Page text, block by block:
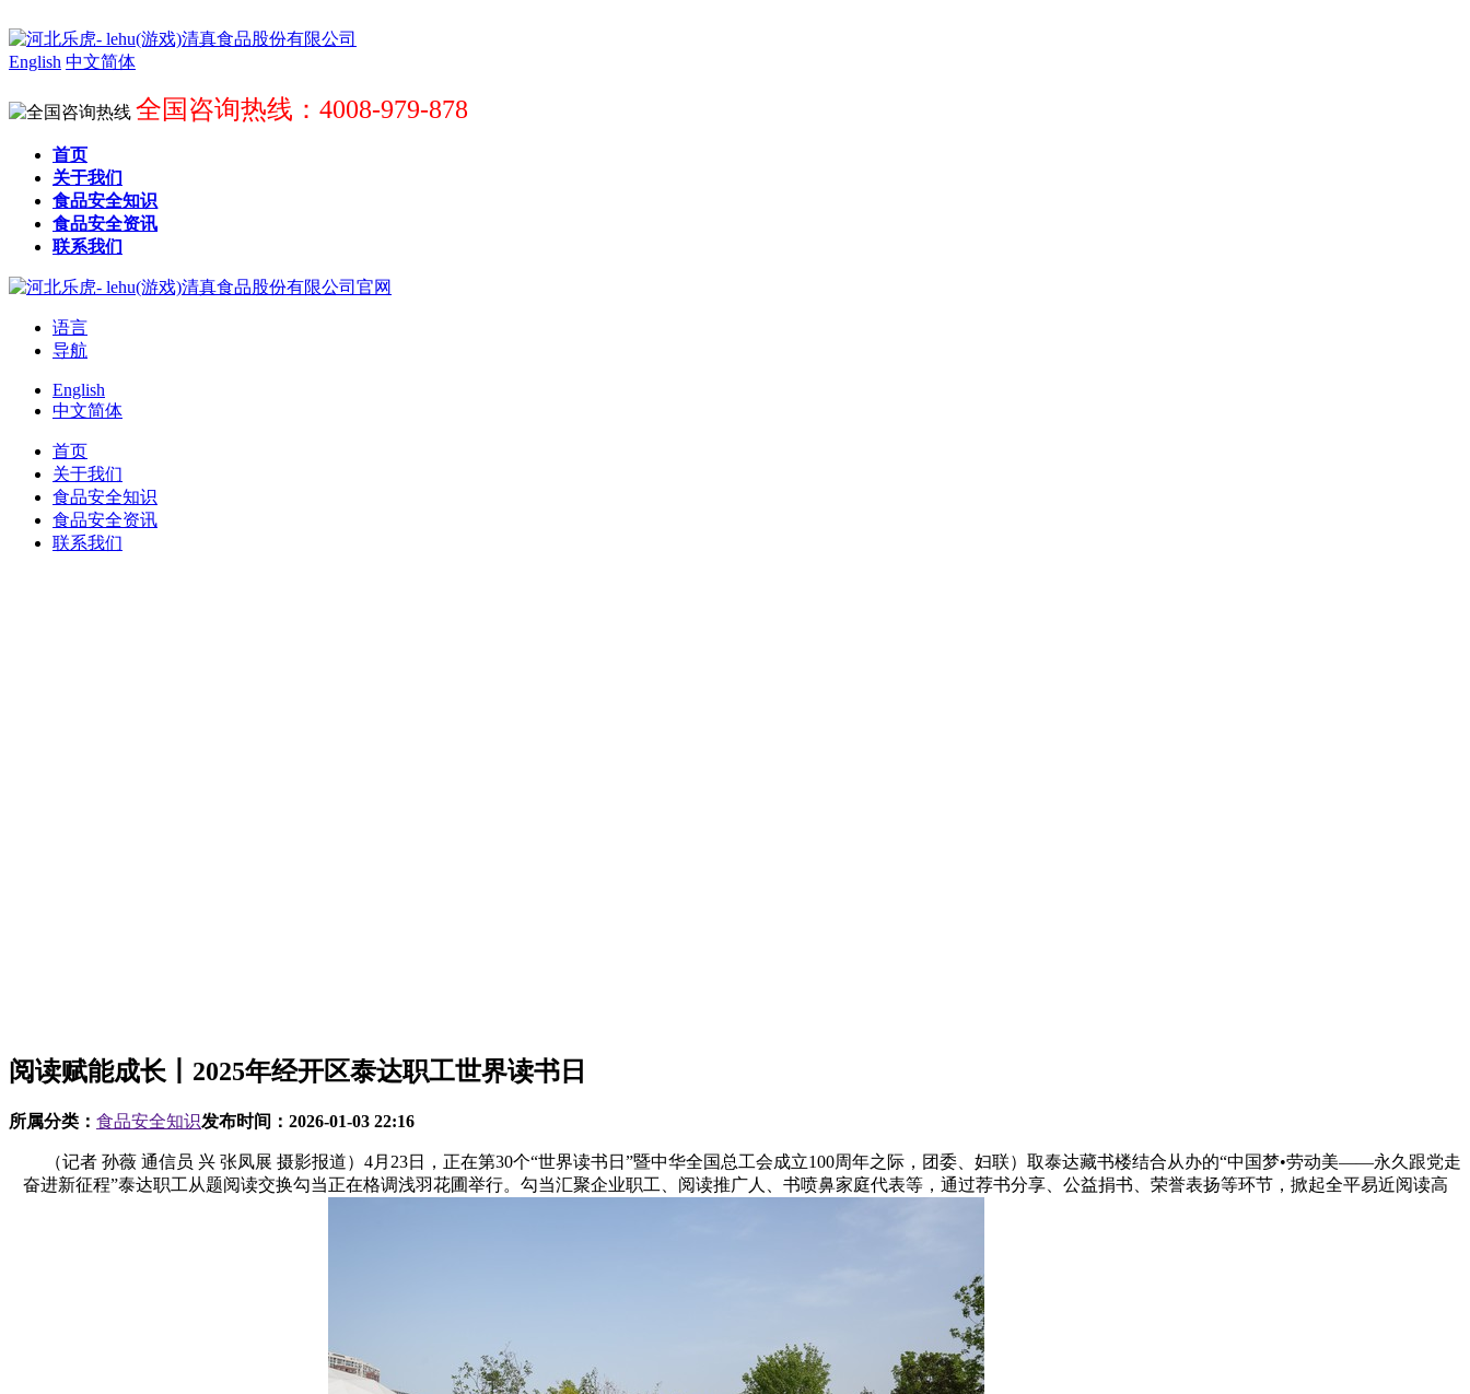
English 中文简体
全国咨询热线：4008-979-878
首页
关于我们
食品安全知识
食品安全资讯
联系我们
语言
导航
English
中文简体
首页
关于我们
食品安全知识
食品安全资讯
联系我们
阅读赋能成长丨2025年经开区泰达职工世界读书日
所属分类： 食品安全知识发布时间： 2026-01-03 22:16
（记者 孙薇 通信员 兴 张凤展 摄影报道）4月23日，正在第30个“世界读书日”暨中华全国总工会成立100周年之际，团委、妇联）取泰达藏书楼结合从办的“中国梦•劳动美——永久跟党走
奋进新征程”泰达职工从题阅读交换勾当正在格调浅羽花圃举行。勾当汇聚企业职工、阅读推广人、书喷鼻家庭代表等，通过荐书分享、公益捐书、荣誉表扬等环节，掀起全平易近阅读高